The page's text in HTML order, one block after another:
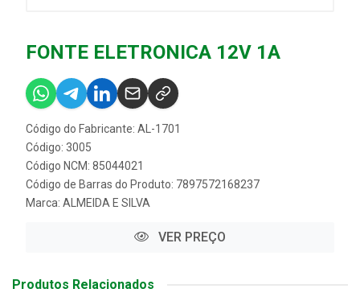
FONTE ELETRONICA 12V 1A
Código do Fabricante: AL-1701
Código: 3005
Código NCM: 85044021
Código de Barras do Produto: 7897572168237
Marca: ALMEIDA E SILVA
VER PREÇO
Produtos Relacionados